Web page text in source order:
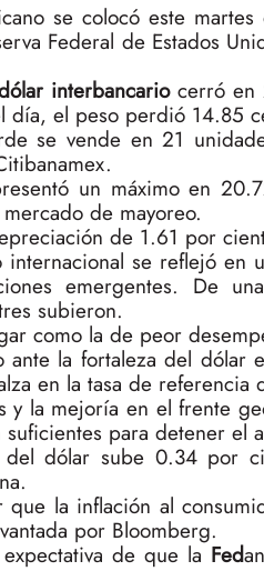
se colocó este
Federal de Estados
interbancariocerró en
el peso perdió 14.85
se vende en 21
un máximo en
de mayoreo.
de 1.61 por
se reflejó en
emergentes. De
subieron.
como la de peor
la fortaleza del dólar
en la tasa de referencia
y la mejoría en el frente
para detener el
dólar sube 0.34 por
que la inflación al
por Bloomberg.
de que la Fed